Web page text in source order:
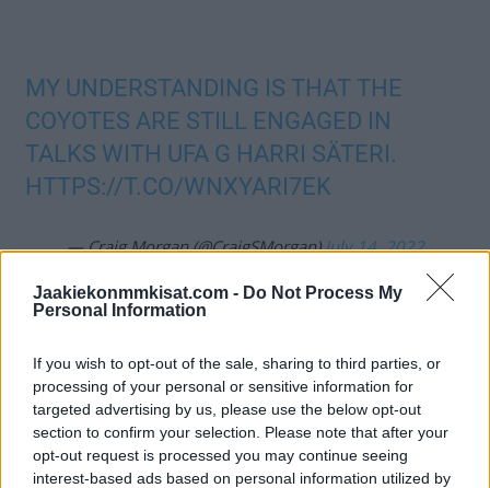
Jaakiekonmmkisat.com - Do Not Process My
Personal Information
If you wish to opt-out of the sale, sharing to third parties, or
processing of your personal or sensitive information for
targeted advertising by us, please use the below opt-out
section to confirm your selection. Please note that after your
opt-out request is processed you may continue seeing
interest-based ads based on personal information utilized by
MY UNDERSTANDING IS THAT THE
COYOTES ARE STILL ENGAGED IN
TALKS WITH UFA G HARRI SÄTERI.
HTTPS://T.CO/WNXYARI7EK
— Craig Morgan (@CraigSMorgan)July 14, 2022
Jos twiitti ei näy laitteellasi voit katsoa sen suoraanTwitteristä
Säteri torjui menneellä kaudella Arizona Coyotesin paidassa
kuudessa ottelussa. Torjuntaprosentti näissä otteluissa oli
86,6 %. Keväällä Säteri oli mukana Leijonien joukkueessa, kun
Suomi voitti kotiyleisön edessä MM-kultaa.